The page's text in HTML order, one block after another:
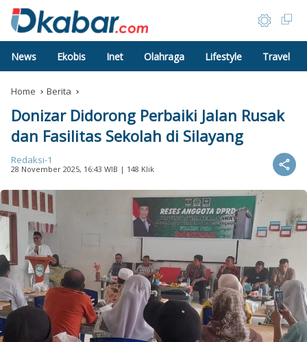
News Ekobis Inet Olahraga Lifestyle Travel
Home Berita
Donizar Didorong Perbaiki Jalan Rusak
dan Fasilitas Sekolah di Silayang
Redaksi-1
28 November 2025, 16:43 WIB | 148 Klik